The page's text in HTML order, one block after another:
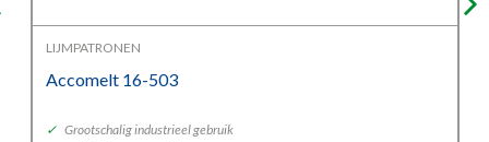
LIJMPATRONEN
Accomelt 16-503
✓ Grootschalig industrieel gebruik